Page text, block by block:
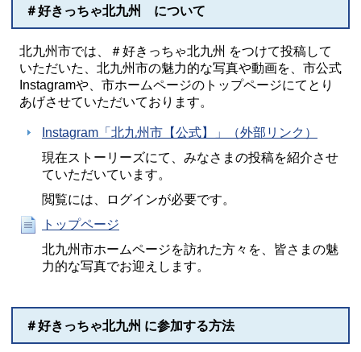
＃好きっちゃ北九州 について
北九州市では、＃好きっちゃ北九州 をつけて投稿して
いただいた、北九州市の魅力的な写真や動画を、市公式
Instagramや、市ホームページのトップページにてとり
あげさせていただいております。
Instagram「北九州市【公式】」（外部リンク）
現在ストーリーズにて、みなさまの投稿を紹介させ
ていただいています。
閲覧には、ログインが必要です。
トップページ
北九州市ホームページを訪れた方々を、皆さまの魅
力的な写真でお迎えします。
＃好きっちゃ北九州 に参加する方法